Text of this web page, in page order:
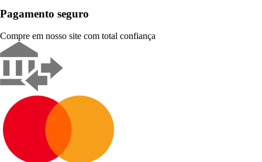
Pagamento seguro
Compre em nosso site com total confiança